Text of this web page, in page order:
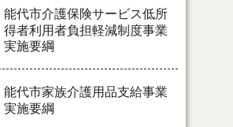
能代市介護保険サービス低所
得者利用者負担軽減制度事業
実施要綱
能代市家族介護用品支給事業
実施要綱